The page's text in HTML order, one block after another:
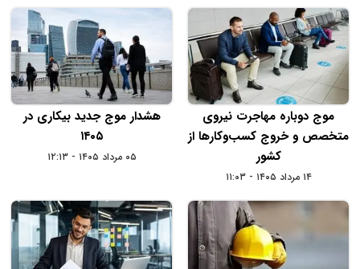
موج دوباره مهاجرت نیروی
متخصص و خروج کسب‌وکارها از
کشور
۱۴ مرداد ۱۴۰۵ - ۱۱:۰۳
هشدار موج جدید بیکاری در
۱۴۰۵
۰۵ مرداد ۱۴۰۵ - ۱۲:۱۳